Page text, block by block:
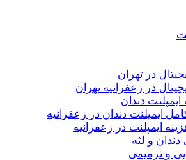
تهران
زعفرانیه تهران
دندان
دندان در زعفرانیه
در زعفرانیه